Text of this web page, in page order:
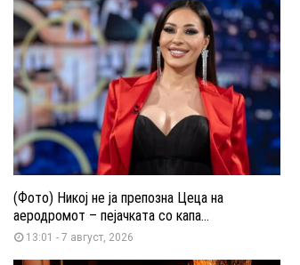
(Фото) Никој не ја препозна Цеца на
аеродромот – пејачката со капа...
13:01 - 7 август, 2026